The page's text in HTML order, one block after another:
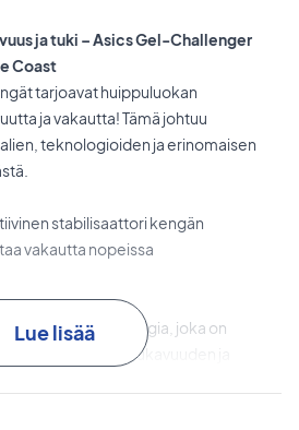
ja tuki – Asics Gel-Challenger
Coast
tarjoavat huippuluokan
ja vakautta! Tämä johtuu
teknologioiden ja erinomaisen
stabilisaattori kengän
vakautta nopeissa
joka on
maksimaalisen mukavuuden ja
Lue lisää